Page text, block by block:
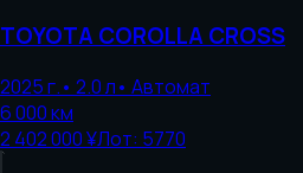
TOYOTACOROLLA CROSS
2025г.• 2.0л• Автомат
6 000км
2 402 000 ¥Лот: 5770